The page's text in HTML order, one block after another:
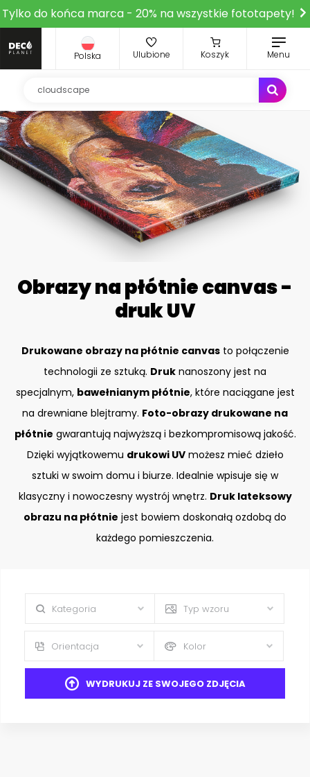
Tylko do końca marca - 20% na wszystkie fototapety!
Polska Ulubione Koszyk Menu
Obrazy na płótnie canvas -
druk UV
Drukowane obrazy na płótnie canvasto połączenie
technologii ze sztuką. Druk nanoszony jest na
specjalnym, bawełnianym płótnie, które naciągane jest
na drewniane blejtramy. Foto-obrazy drukowane na
płótnie gwarantują najwyższą i bezkompromisową jakość.
Dzięki wyjątkowemu drukowi UVmożesz mieć dzieło
sztuki w swoim domu i biurze. Idealnie wpisuje się w
klasyczny i nowoczesny wystrój wnętrz. Druk lateksowy
obrazu na płótnie jest bowiem doskonałą ozdobą do
każdego pomieszczenia.
Kategoria Typ wzoru
Orientacja Kolor
WYDRUKUJ ZE SWOJEGO ZDJĘCIA